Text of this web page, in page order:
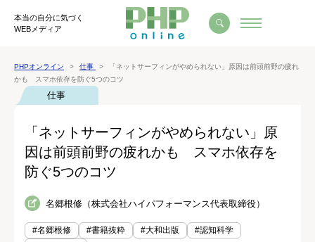
本当の自分に気づく
WEBメディア
PHPオンライン 仕事
「ネットサーフィンがやめられない」原因は前頭前野の疲れ
かも スマホ依存を防ぐ5つのコツ
仕事
「ネットサーフィンがやめられない」原
因は前頭前野の疲れかも スマホ依存を
防ぐ5つのコツ
名郷根修（株式会社ハイパフォーマンス代表取締役）
#名郷根修 #書籍抜粋 #大和出版
#認知科学